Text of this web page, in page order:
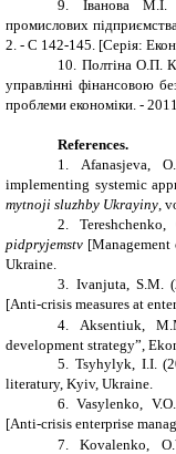
9. Іванова М.І.
промислових
2. - С 142-145. [Серія:
10. Полтіна О.П.
управлінні фінансовою
проблеми економіки. -
References.
1. Afanasjeva,
implementing systemic
mytnoji sluzhby Ukrayiny ,
2. Tereshchenko,
pidpryjemstv
Ukraine.
3. Ivanjuta, S.M.
[Anti-crisis measures at
4. Aksentiuk,
development strategy”,
5. Tsyhylyk, I.I.
literatury, Kyiv, Ukraine.
6. Vasylenko,
[Anti-crisis enterprise
7. Kovalenko,